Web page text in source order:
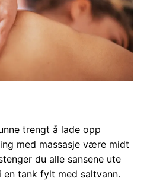
trengt å lade opp
med massasje være midt
du alle sansene ute
tank fylt med saltvann.